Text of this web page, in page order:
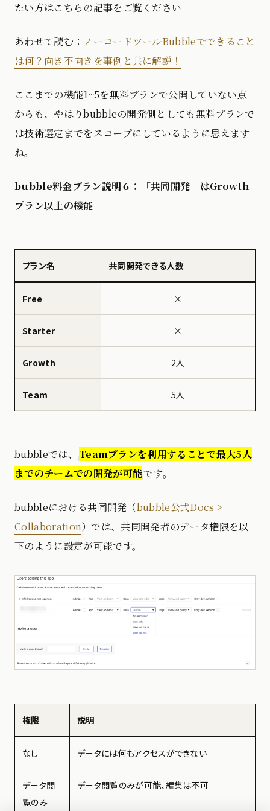
たい方はこちらの記事をご覧ください
あわせて読む： ノーコードツールBubbleでできること
は何？向き不向きを事例と共に解説！
ここまでの機能1~5を無料プランで公開していない点
からも、やはりbubbleの開発側としても無料プランで
は技術選定までをスコープにしているように思えます
ね。
bubble料金プラン説明６：「共同開発」はGrowth
プラン以上の機能
プラン名 共同開発できる人数
Free ×
Starter ×
Growth 2人
Team 5人
bubbleでは、 Teamプランを利用することで最大5人
までのチームでの開発が可能です。
bubbleにおける共同開発（bubble公式Docs >
Collaboration）では、共同開発者のデータ権限を以
下のように設定が可能です。
権限 説明
なし データには何もアクセスができない
データ閲
覧のみ
データ閲覧のみが可能、編集は不可